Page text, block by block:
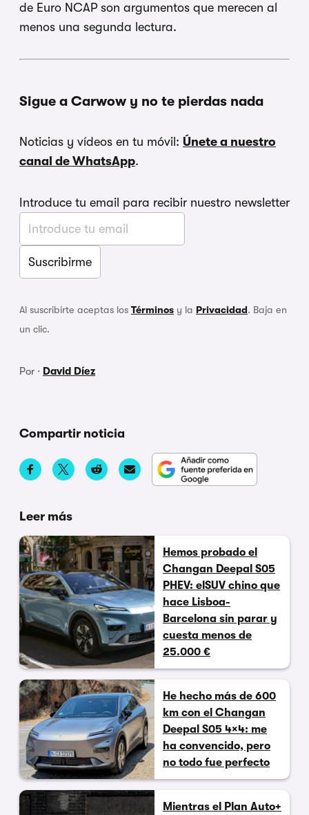
de Euro NCAP son argumentos que merecen al
menos una segunda lectura.
Sigue a Carwow y no te pierdas nada
Noticias y vídeos en tu móvil: Únete a nuestro
canal de WhatsApp.
Introduce tu email para recibir nuestro newsletter
Al suscribirte aceptas los Términos y la Privacidad. Baja en
un clic.
Por · David Díez
Compartir noticia
Leer más
Hemos probado el
Changan Deepal S05
PHEV: elSUV chino que
hace Lisboa-
Barcelona sin parar y
cuesta menos de
25.000 €
He hecho más de 600
km con el Changan
Deepal S05 4×4: me
ha convencido, pero
no todo fue perfecto
Mientras el Plan Auto+